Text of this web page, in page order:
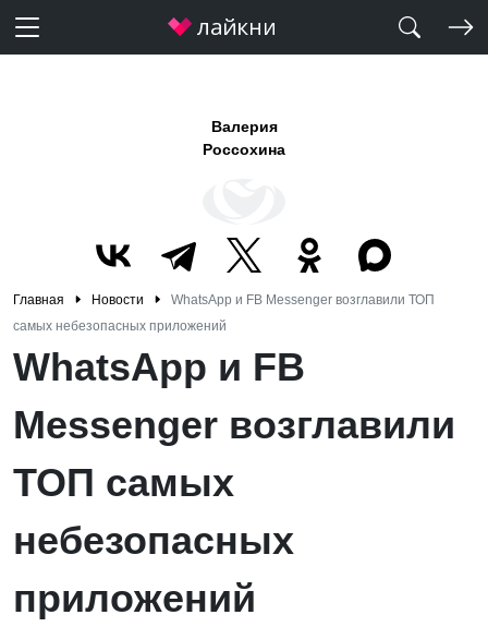
Валерия
Россохина
Главная Новости
WhatsApp и FB Messenger возглавили ТОП
самых небезопасных приложений
WhatsApp и FB
Messenger возглавили
ТОП самых
небезопасных
приложений